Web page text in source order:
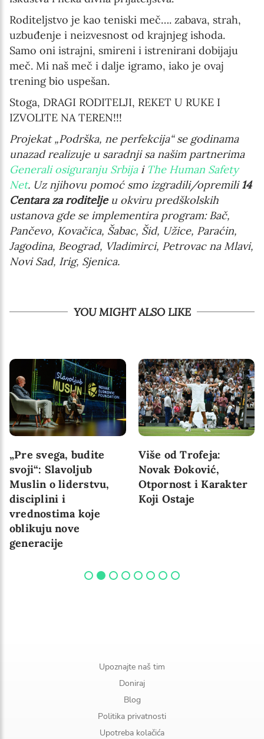
Roditeljstvo je kao teniski meč…. zabava, strah,
uzbuđenje i neizvesnost od krajnjeg ishoda.
Samo oni istrajni, smireni i istrenirani dobijaju
meč. Mi naš meč i dalje igramo, iako je ovaj
trening bio uspešan.
Stoga, DRAGI RODITELJI, REKET U RUKE I
IZVOLITE NA TEREN!!!
Projekat „Podrška, ne perfekcija“ se godinama
unazad realizuje u saradnji sa našim partnerima
Generali osiguranju Srbijai The Human Safety
Net. Uz njihovu pomoć smo izgradili/opremili14
Centara za roditeljeu okviru predškolskih
ustanova gde se implementira program: Bač,
Pančevo, Kovačica, Šabac, Šid, Užice, Paraćin,
Jagodina, Beograd, Vladimirci, Petrovac na Mlavi,
Novi Sad, Irig, Sjenica.
YOU MIGHT ALSO LIKE
„Pre svega, budite
svoji“: Slavoljub
Muslin o liderstvu,
disciplini i
vrednostima koje
oblikuju nove
generacije
Više od Trofeja:
Novak Đoković,
Otpornost i Karakter
Koji Ostaje
Upoznajte naš tim
Doniraj
Blog
Politika privatnosti
Upotreba kolačića